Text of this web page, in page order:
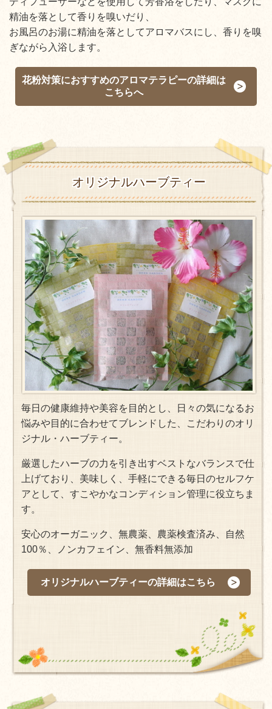
精油を落として香りを嗅いだり、
お風呂のお湯に精油を落としてアロマバスにし、香りを嗅
ぎながら入浴します。
花粉対策におすすめのアロマテラピーの詳細は
こちらへ
オリジナルハーブティー
毎日の健康維持や美容を目的とし、日々の気になるお
悩みや目的に合わせてブレンドした、こだわりのオリ
ジナル・ハーブティー。
厳選したハーブの力を引き出すベストなバランスで仕
上げており、美味しく、手軽にできる毎日のセルフケ
アとして、すこやかなコンディション管理に役立ちま
す。
安心のオーガニック、無農薬、農薬検査済み、自然
100％、ノンカフェイン、無香料無添加
オリジナルハーブティーの詳細はこちら